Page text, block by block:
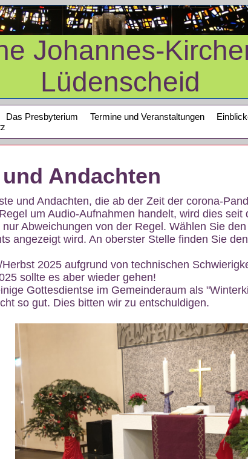
Johannes-
Lüdenscheid
Das Presbyterium Termine und Veranstaltungen
Andachten
und Andachten, die ab der Zeit der corona-
um Audio-Aufnahmen handelt, wird dies seit
Abweichungen von der Regel. Wählen Sie
angezeigt wird. An oberster Stelle finden Sie
2025 aufgrund von technischen
sollte es aber wieder gehen!
Gottesdientse im Gemeinderaum als
so gut. Dies bitten wir zu entschuldigen.